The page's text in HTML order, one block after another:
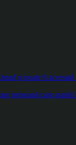
și poate fi
persoană care aspiră